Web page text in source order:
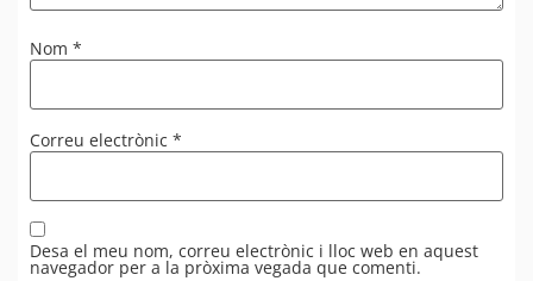
Nom *
Correu electrònic *
Desa el meu nom, correu electrònic i lloc web en aquest
navegador per a la pròxima vegada que comenti.